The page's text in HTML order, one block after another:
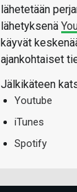
lähetetään
lähetyksenä
käyvät
ajankohtaiset
Jälkikäteen
Youtube
iTunes
Spotify